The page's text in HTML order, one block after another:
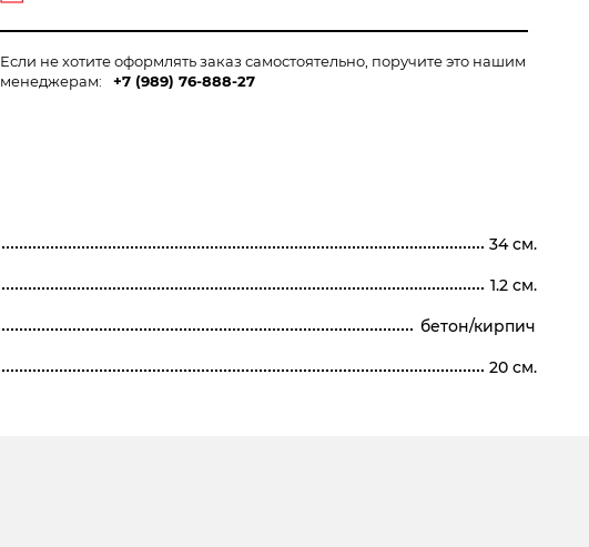
ЭКСПЕРТ
Если не хотите оформлять заказ самостоятельно, поручите это нашим
менеджерам:
+7 (989) 76-888-27
34 см.
1.2 см.
бетон/кирпич
20 см.